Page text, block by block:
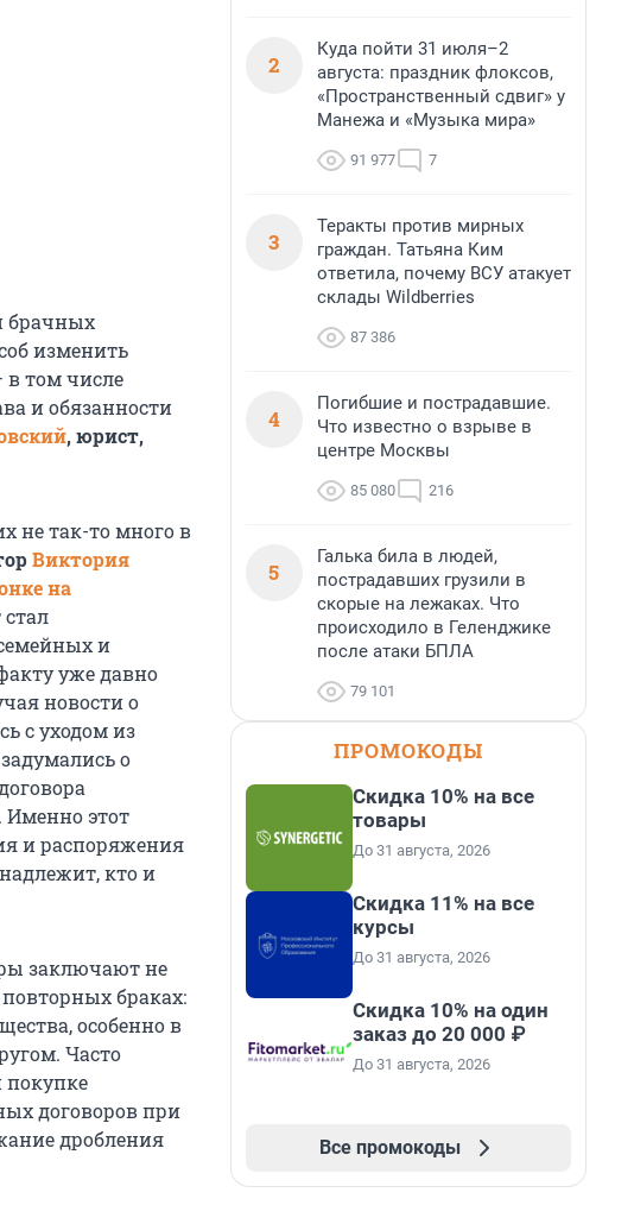
брачных
изменить
в том числе
и обязанности
, юрист,
не так-то много в
Виктория
на
и
уже давно
новости о
с уходом из
о
Именно этот
и распоряжения
кто и
заключают не
браках:
особенно в
Часто
договоров при
дробления
2
Куда пойти 31 июля–2
августа: праздник флоксов,
«Пространственный сдвиг» у
Манежа и «Музыка мира»
91 977 7
3
Теракты против мирных
граждан. Татьяна Ким
ответила, почему ВСУ атакует
склады Wildberries
87 386
4
Погибшие и пострадавшие.
Что известно о взрыве в
центре Москвы
85 080 216
5
Галька била в людей,
пострадавших грузили в
скорые на лежаках. Что
происходило в Геленджике
после атаки БПЛА
79 101
ПРОМОКОДЫ
Скидка 10% на все
товары
До 31 августа, 2026
Скидка 11% на все
курсы
До 31 августа, 2026
Скидка 10% на один
заказ до 20 000 ₽
До 31 августа, 2026
Все промокоды